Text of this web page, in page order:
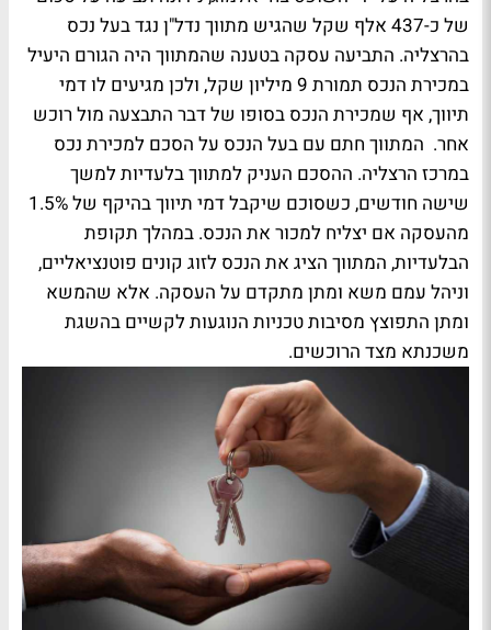
של כ-437 אלף שקל שהגיש מתווך נדל"ן נגד בעל נכס
בהרצליה. התביעה עסקה בטענה שהמתווך היה הגורם היעיל
במכירת הנכס תמורת 9 מיליון שקל, ולכן מגיעים לו דמי
תיווך, אף שמכירת הנכס בסופו של דבר התבצעה מול רוכש
אחר. המתווך חתם עם בעל הנכס על הסכם למכירת נכס
במרכז הרצליה. ההסכם העניק למתווך בלעדיות למשך
שישה חודשים, כשסוכם שיקבל דמי תיווך בהיקף של 1.5%
מהעסקה אם יצליח למכור את הנכס. במהלך תקופת
הבלעדיות, המתווך הציג את הנכס לזוג קונים פוטנציאליים,
וניהל עמם משא ומתן מתקדם על העסקה. אלא שהמשא
ומתן התפוצץ מסיבות טכניות הנוגעות לקשיים בהשגת
משכנתא מצד הרוכשים.